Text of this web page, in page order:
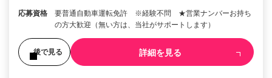
応募資格
要普通自動車運転免許 ※経験不問 ★営業ナンバーお持ち
の方大歓迎（無い方は、当社がサポートします）
後で見る 詳細を見る